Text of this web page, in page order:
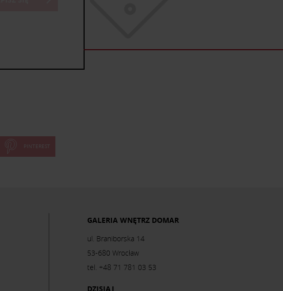
PINTEREST
GALERIA WNĘTRZ DOMAR
ul. Braniborska 14
53-680 Wrocław
tel. +48 71 781 03 53
DZISIAJ